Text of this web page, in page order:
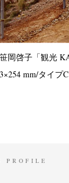
笹岡啓子「観光
mm/タイプ
PROFILE